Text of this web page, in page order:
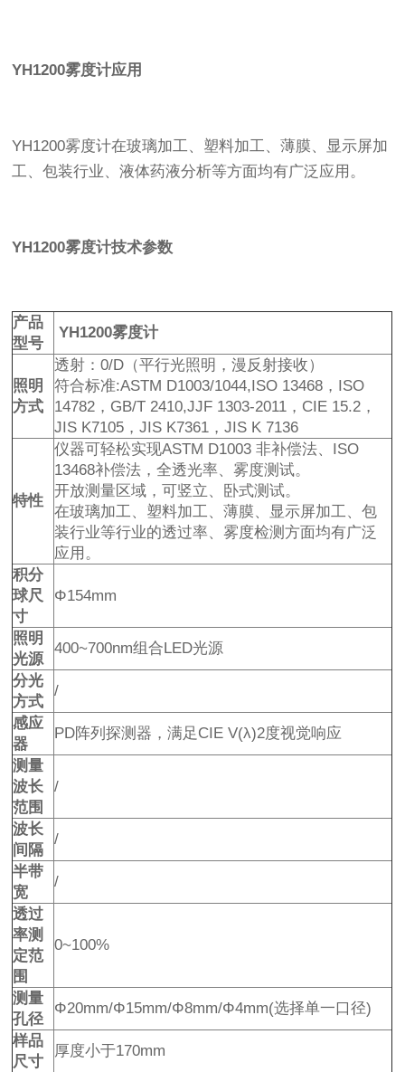
YH1200雾度计应用
YH1200雾度计在玻璃加工、塑料加工、薄膜、显示屏加
工、包装行业、液体药液分析等方面均有广泛应用。
YH1200雾度计技术参数
产品
型号
YH1200雾度计
照明
方式
透射：0/D（平行光照明，漫反射接收）
符合标准:ASTM D1003/1044,ISO 13468，ISO
14782，GB/T 2410,JJF 1303-2011，CIE 15.2，
JIS K7105，JIS K7361，JIS K 7136
特性
仪器可轻松实现ASTM D1003 非补偿法、ISO
13468补偿法，全透光率、雾度测试。
开放测量区域，可竖立、卧式测试。
在玻璃加工、塑料加工、薄膜、显示屏加工、包
装行业等行业的透过率、雾度检测方面均有广泛
应用。
积分
球尺
寸
Φ154mm
照明
光源
400~700nm组合LED光源
分光
方式
/
感应
器
PD阵列探测器，满足CIE V(λ)2度视觉响应
测量
波长
范围
/
波长
间隔
/
半带
宽
/
透过
率测
定范
围
0~100%
测量
孔径
Φ20mm/Φ15mm/Φ8mm/Φ4mm(选择单一口径)
样品
尺寸
厚度小于170mm